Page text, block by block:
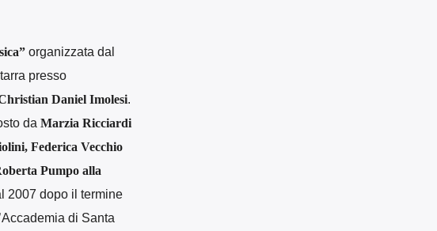
organizzata dal
presso
Daniel Imolesi.
da Marzia Ricciardi
Federica Vecchio
Pumpo alla
2007 dopo il termine
di Santa